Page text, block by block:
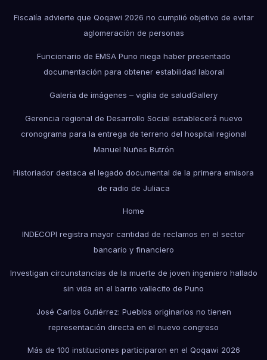
Fiscalía advierte que Qoqawi 2026 no cumplió objetivo de evitar
aglomeración de personas
Funcionario de EMSA Puno niega haber presentado
documentación para obtener estabilidad laboral
Galería de imágenes – vigilia de saludGallery
Gerencia regional de Desarrollo Social establecerá nuevo
cronograma para la entrega de terreno del hospital regional
Manuel Nuñes Butrón
Historiador destaca el legado documental de la primera emisora
de radio de Juliaca
Home
INDECOPI registra mayor cantidad de reclamos en el sector
bancario y financiero
Investigan circunstancias de la muerte de joven ingeniero hallado
sin vida en el barrio vallecito de Puno
José Carlos Gutiérrez: Pueblos originarios no tienen
representación directa en el nuevo congreso
Más de 100 instituciones participaron en el Qoqawi 2026